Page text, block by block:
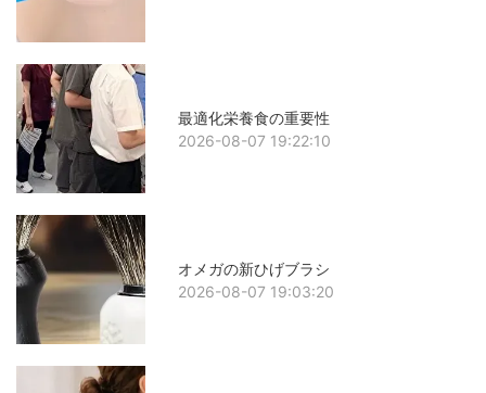
最適化栄養食の重要性
2026-08-07 19:22:10
オメガの新ひげブラシ
2026-08-07 19:03:20